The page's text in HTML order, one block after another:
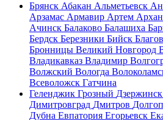
Брянск Абакан Альметьевск
Арзамас Армавир Артем
Ачинск Балаково Балашиха
Бердск Березники Бийск
Бронницы Великий Новгород
Владикавказ Владимир
Волжский Вологда
Всеволожск Гатчина
Геленджик Грозный Дзержинск
Димитровград Дмитров
Дубна Евпатория Егорьевск